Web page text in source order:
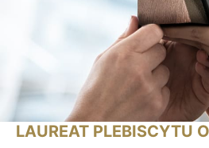
LAUREAT PLEBISCYTU